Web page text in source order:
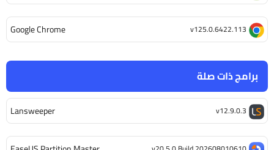
برامج ذات صلة
Lansweeper v12.9.0.3
Google Chrome v125.0.6422.113